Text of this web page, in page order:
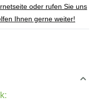
oder rufen Sie uns
Ihnen gerne weiter!